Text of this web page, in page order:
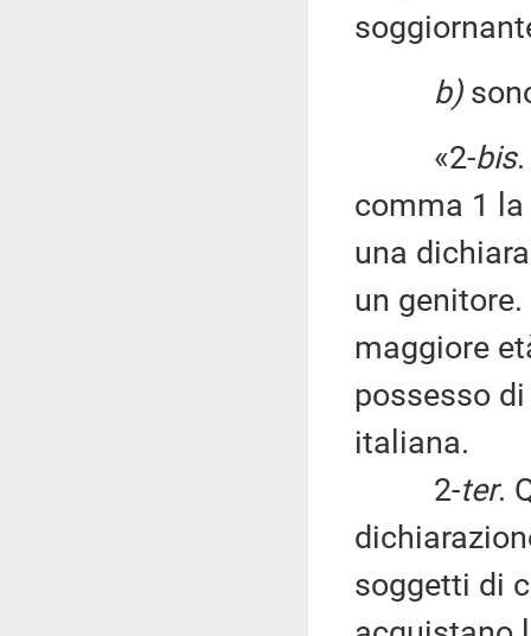
b)
«2-bis
comma 1
una
un
maggiore
possesso
italiana.
2-ter.
soggetti di